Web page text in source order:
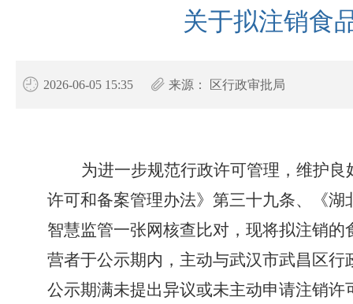
关于拟注销食
2026-06-05 15:35 来源： 区行政审批局
为进一步规范行政许可管理，维护良
许可和备案管理办法》第三十九条、
《
智慧监管一张网核查比对， 现将拟注销的
营者于公示期内，主动与武汉市武昌区行
公示期满未提出异议或未主动申请注销